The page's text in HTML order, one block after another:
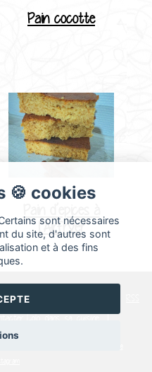
Pain cocotte
l’Airfryer
🍪 cookies
sont nécessaires
du site, d'autres sont
et à des fins